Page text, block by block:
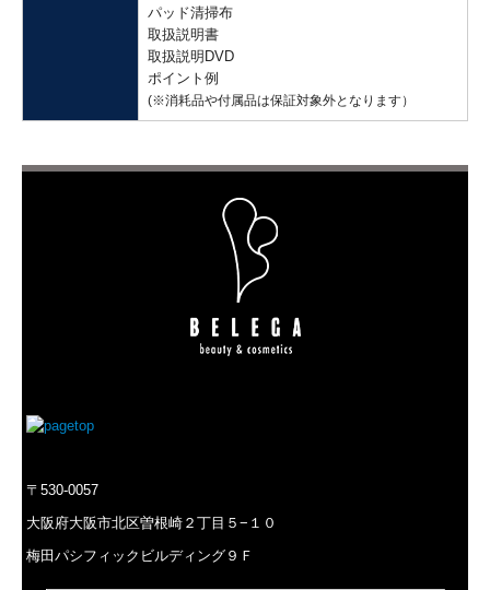
パッド清掃布
取扱説明書
取扱説明DVD
ポイント例
(※消耗品や付属品は保証対象外となります）
〒530-0057
大阪府大阪市北区曽根崎２丁目５−１０
梅田パシフィックビルディング９Ｆ